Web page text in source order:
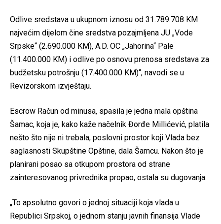
Odlive sredstava u ukupnom iznosu od 31.789.708 KM
najvećim dijelom čine sredstva pozajmljena JU „Vode
Srpske“ (2.690.000 KM), A.D. OC „Jahorina“ Pale
(11.400.000 KM) i odlive po osnovu prenosa sredstava za
budžetsku potrošnju (17.400.000 KM)“, navodi se u
Revizorskom izvještaju.
Escrow Račun od minusa, spasila je jedna mala opština
Šamac, koja je, kako kaže načelnik Đorđe Millićević, platila
nešto što nije ni trebala, poslovni prostor koji Vlada bez
saglasnosti Skupštine Opštine, dala Šamcu. Nakon što je
planirani posao sa otkupom prostora od strane
zainteresovanog privrednika propao, ostala su dugovanja.
„To apsolutno govori o jednoj situaciji koja vlada u
Republici Srpskoj, o jednom stanju javnih finansija Vlade